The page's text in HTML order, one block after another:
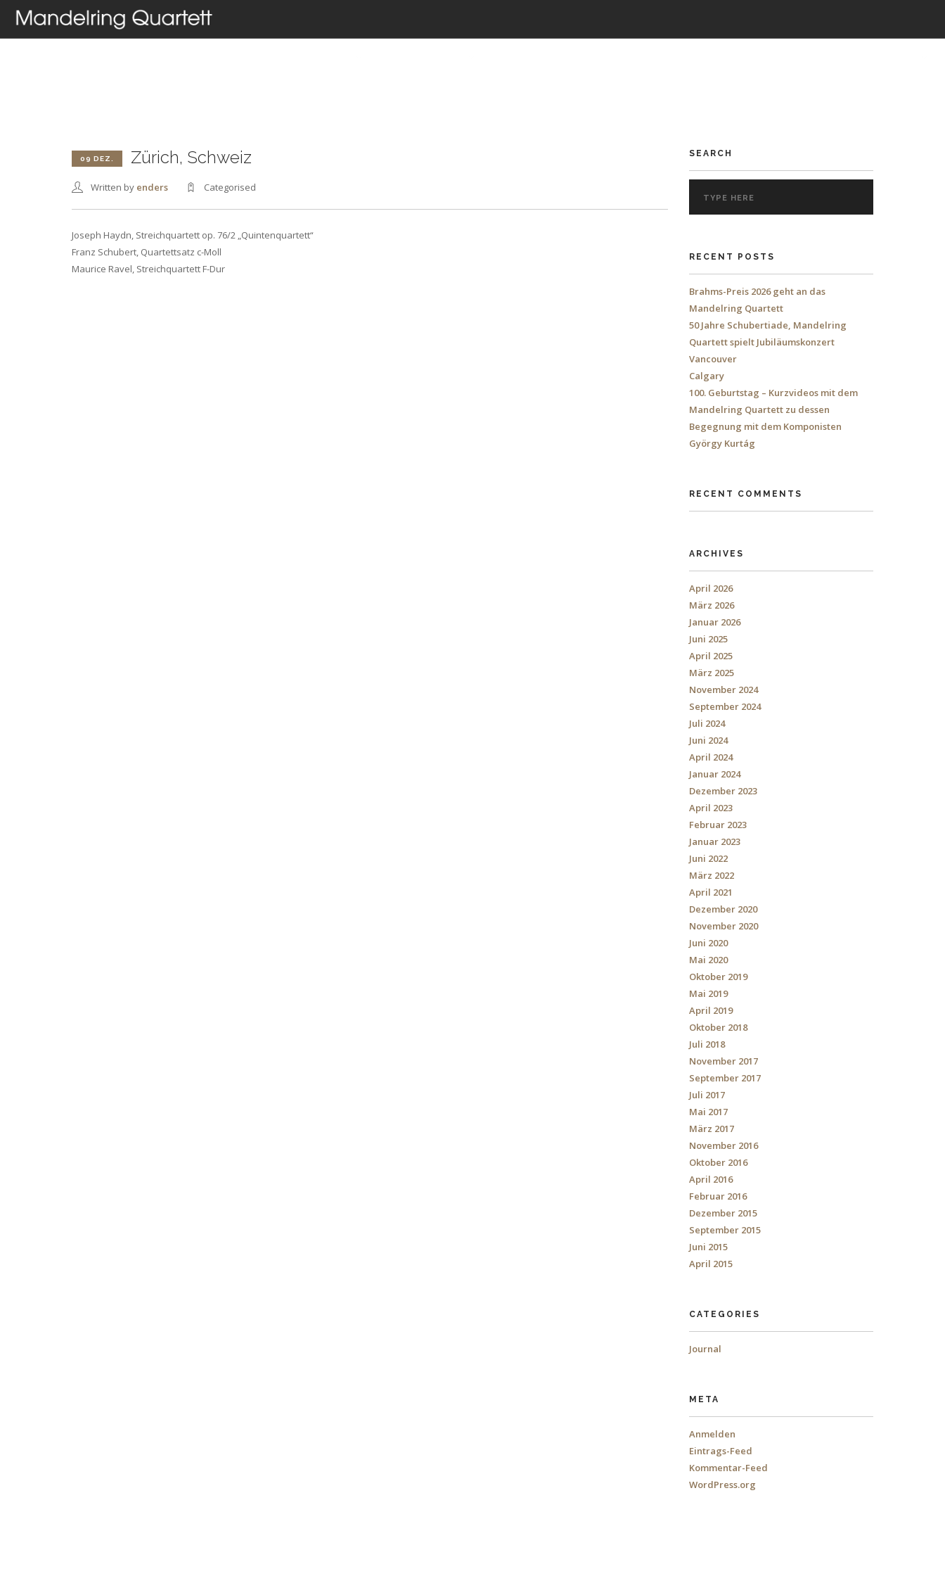
09 DEZ. Zürich, Schweiz
Written by enders Categorised
Joseph Haydn, Streichquartett op. 76/2 „Quintenquartett“
Franz Schubert, Quartettsatz c-Moll
Maurice Ravel, Streichquartett F-Dur
SEARCH
RECENT POSTS
Brahms-Preis 2026 geht an das
Mandelring Quartett
50 Jahre Schubertiade, Mandelring
Quartett spielt Jubiläumskonzert
Vancouver
Calgary
100. Geburtstag – Kurzvideos mit dem
Mandelring Quartett zu dessen
Begegnung mit dem Komponisten
György Kurtág
RECENT COMMENTS
ARCHIVES
April 2026
März 2026
Januar 2026
Juni 2025
April 2025
März 2025
November 2024
September 2024
Juli 2024
Juni 2024
April 2024
Januar 2024
Dezember 2023
April 2023
Februar 2023
Januar 2023
Juni 2022
März 2022
April 2021
Dezember 2020
November 2020
Juni 2020
Mai 2020
Oktober 2019
Mai 2019
April 2019
Oktober 2018
Juli 2018
November 2017
September 2017
Juli 2017
Mai 2017
März 2017
November 2016
Oktober 2016
April 2016
Februar 2016
Dezember 2015
September 2015
Juni 2015
April 2015
CATEGORIES
Journal
META
Anmelden
Eintrags-Feed
Kommentar-Feed
WordPress.org